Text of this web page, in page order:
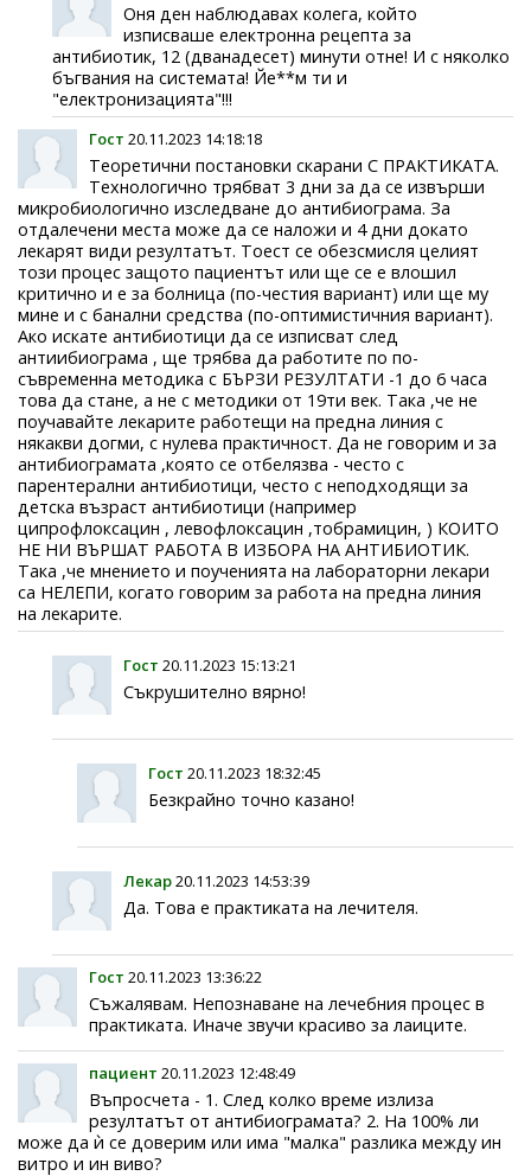
Оня ден наблюдавах колега, който
изписваше електронна рецепта за
антибиотик, 12 (дванадесет) минути отне! И с няколко
бъгвания на системата! Йе**м ти и
"електронизацията"!!!
Гост 20.11.2023 14:18:18
Теоретични постановки скарани С ПРАКТИКАТА.
Технологично трябват 3 дни за да се извърши
микробиологично изследване до антибиограма. За
отдалечени места може да се наложи и 4 дни докато
лекарят види резултатът. Тоест се обезсмисля целият
този процес защото пациентът или ще се е влошил
критично и е за болница (по-честия вариант) или ще му
мине и с банални средства (по-оптимистичния вариант).
Ако искате антибиотици да се изписват след
антиибиограма , ще трябва да работите по по-
съвременна методика с БЪРЗИ РЕЗУЛТАТИ -1 до 6 часа
това да стане, а не с методики от 19ти век. Така ,че не
поучавайте лекарите работещи на предна линия с
някакви догми, с нулева практичност. Да не говорим и за
антибиограмата ,която се отбелязва - често с
парентерални антибиотици, често с неподходящи за
детска възраст антибиотици (например
ципрофлоксацин , левофлоксацин ,тобрамицин, ) КОИТО
НЕ НИ ВЪРШАТ РАБОТА В ИЗБОРА НА АНТИБИОТИК.
Така ,че мнението и поученията на лабораторни лекари
са НЕЛЕПИ, когато говорим за работа на предна линия
на лекарите.
Гост 20.11.2023 15:13:21
Съкрушително вярно!
Гост 20.11.2023 18:32:45
Безкрайно точно казано!
Лекар20.11.2023 14:53:39
Да. Това е практиката на лечителя.
Гост 20.11.2023 13:36:22
Съжалявам. Непознаване на лечебния процес в
практиката. Иначе звучи красиво за лаиците.
пациент 20.11.2023 12:48:49
Въпросчета - 1. След колко време излиза
резултатът от антибиограмата? 2. На 100% ли
може да ѝ се доверим или има "малка" разлика между ин
витро и ин виво?